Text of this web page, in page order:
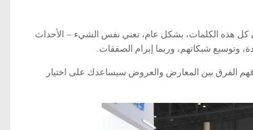
هذه الكلمات، بشكل عام، تعني نفس الشيء – الأحداث
وتوسيع شبكاتهم، وربما إبرام الصفقات.
الفرق بين المعارض والعروض سيساعدك على اختيار